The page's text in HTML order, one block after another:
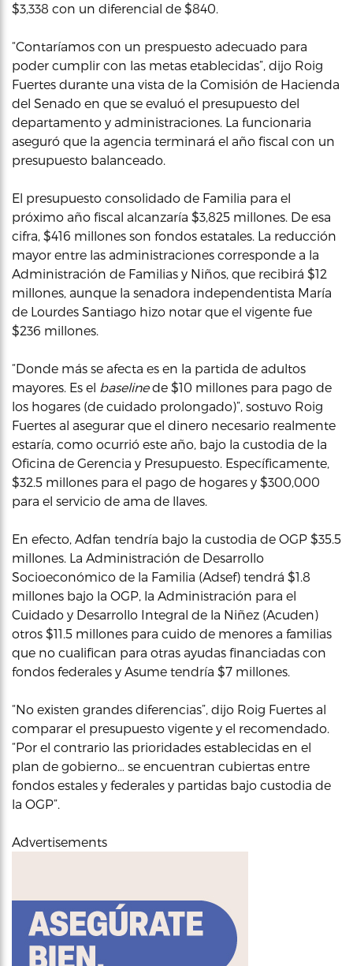
$3,338 con un diferencial de $840.
“Contaríamos con un prespuesto adecuado para
poder cumplir con las metas etablecidas”, dijo Roig
Fuertes durante una vista de la Comisión de Hacienda
del Senado en que se evaluó el presupuesto del
departamento y administraciones. La funcionaria
aseguró que la agencia terminará el año fiscal con un
presupuesto balanceado.
El presupuesto consolidado de Familia para el
próximo año fiscal alcanzaría $3,825 millones. De esa
cifra, $416 millones son fondos estatales. La reducción
mayor entre las administraciones corresponde a la
Administración de Familias y Niños, que recibirá $12
millones, aunque la senadora independentista María
de Lourdes Santiago hizo notar que el vigente fue
$236 millones.
“Donde más se afecta es en la partida de adultos
mayores. Es el baselinede $10 millones para pago de
los hogares (de cuidado prolongado)”, sostuvo Roig
Fuertes al asegurar que el dinero necesario realmente
estaría, como ocurrió este año, bajo la custodia de la
Oficina de Gerencia y Presupuesto. Específicamente,
$32.5 millones para el pago de hogares y $300,000
para el servicio de ama de llaves.
En efecto, Adfan tendría bajo la custodia de OGP $35.5
millones. La Administración de Desarrollo
Socioeconómico de la Familia (Adsef) tendrá $1.8
millones bajo la OGP, la Administración para el
Cuidado y Desarrollo Integral de la Niñez (Acuden)
otros $11.5 millones para cuido de menores a familias
que no cualifican para otras ayudas financiadas con
fondos federales y Asume tendría $7 millones.
“No existen grandes diferencias”, dijo Roig Fuertes al
comparar el presupuesto vigente y el recomendado.
“Por el contrario las prioridades establecidas en el
plan de gobierno… se encuentran cubiertas entre
fondos estales y federales y partidas bajo custodia de
la OGP”.
Advertisements